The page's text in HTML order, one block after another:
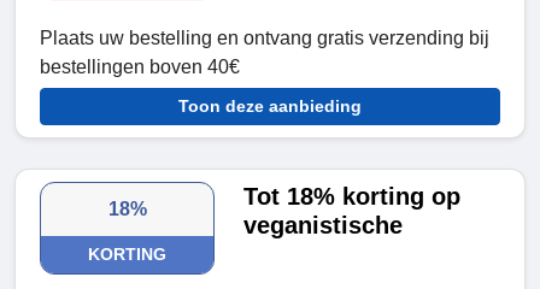
Plaats uw bestelling en ontvang gratis verzending bij
bestellingen boven 40€
Toon deze aanbieding
18%
KORTING
Tot 18% korting op
veganistische